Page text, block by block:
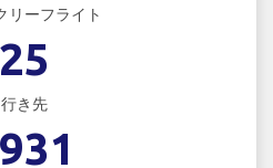
リーフライト
25
行き先